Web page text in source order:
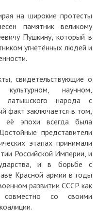
на широкие протесты
памятник великому
Пушкину, который в
угнетённых людей и
свидетельствующие о
научном,
латышского народа с
факт заключается в том,
её эпохи всегда была
представители
этапах принимали
Российской Империи, и
и в борьбе с
Красной армии в годы
развитии СССР как
со своими